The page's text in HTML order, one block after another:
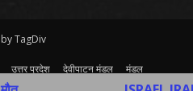
TagDiv
उत्तर प्रदेश देवीपाटन मंडल
मंडल